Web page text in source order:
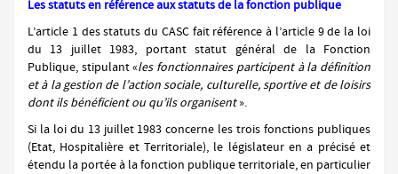
Les statuts en référence aux statuts de la fonction publique
L’article 1 des statuts du CASC fait référence à l’article 9 de la loi
du 13 juillet 1983, portant statut général de la Fonction
Publique, stipulant «les fonctionnaires participent à la définition
et à la gestion de l’action sociale, culturelle, sportive et de loisirs
dont ils bénéficient ou qu’ils organisent».
Si la loi du 13 juillet 1983 concerne les trois fonctions publiques
(Etat, Hospitalière et Territoriale), le législateur en a précisé et
étendu la portée à la fonction publique territoriale, en particulier